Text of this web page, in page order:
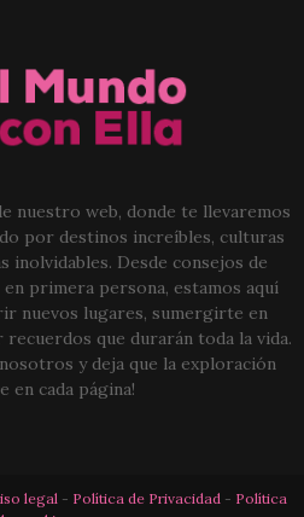
nuestro web, donde te llevaremos
por destinos increíbles, culturas
inolvidables. Desde consejos de
primera persona, estamos aquí
nuevos lugares, sumergirte en
que durarán toda la vida.
y deja que la exploración
en cada página!
legal - Política de Privacidad - Política